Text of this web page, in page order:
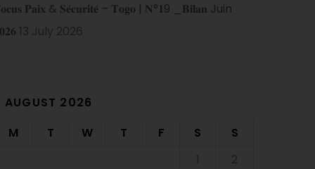
𝐏𝐚𝐢𝐱 & 𝐒𝐞́𝐜𝐮𝐫𝐢𝐭𝐞́ – 𝐓𝐨𝐠𝐨 | 𝐍°𝟏9 _𝐁𝐢𝐥𝐚𝐧 Juin
13 July 2026
AUGUST 2026
M
T W T F S
S
1
2